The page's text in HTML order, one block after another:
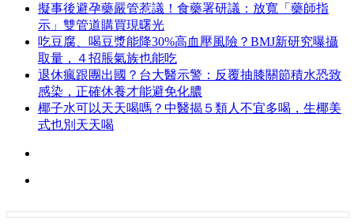
擬事後避孕藥嚴管惹議！食藥署研議：放寬「藥師指
示」雙管道購買現曙光
吃豆腐、喝豆漿能降30%高血壓風險？BMJ新研究曝攝
取量，４招脹氣族也能吃
退休瘋跟團出國？台大醫示警：反覆抽膝關節積水恐致
感染，正確休養才能避免化膿
椰子水可以天天喝嗎？中醫揭５類人不宜多喝，生椰美
式也別天天喝